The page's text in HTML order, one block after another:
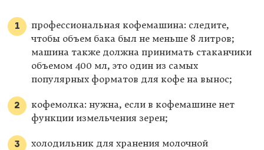
профессиональная кофемашина: следите,
чтобы объем бака был не меньше 8 литров;
машина также должна принимать стаканчики
объемом 400 мл, это один из самых
популярных форматов для кофе на вынос;
кофемолка: нужна, если в кофемашине нет
функции измельчения зерен;
холодильник для хранения молочной